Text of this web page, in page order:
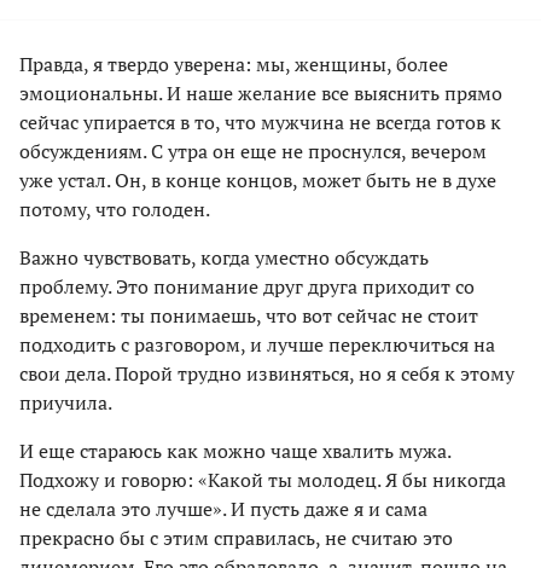
Правда, я твердо уверена: мы, женщины, более
эмоциональны. И наше желание все выяснить прямо
сейчас упирается в то, что мужчина не всегда готов к
обсуждениям. С утра он еще не проснулся, вечером
уже устал. Он, в конце концов, может быть не в духе
потому, что голоден.
Важно чувствовать, когда уместно обсуждать
проблему. Это понимание друг друга приходит со
временем: ты понимаешь, что вот сейчас не стоит
подходить с разговором, и лучше переключиться на
свои дела. Порой трудно извиняться, но я себя к этому
приучила.
И еще стараюсь как можно чаще хвалить мужа.
Подхожу и говорю: «Какой ты молодец. Я бы никогда
не сделала это лучше». И пусть даже я и сама
прекрасно бы с этим справилась, не считаю это